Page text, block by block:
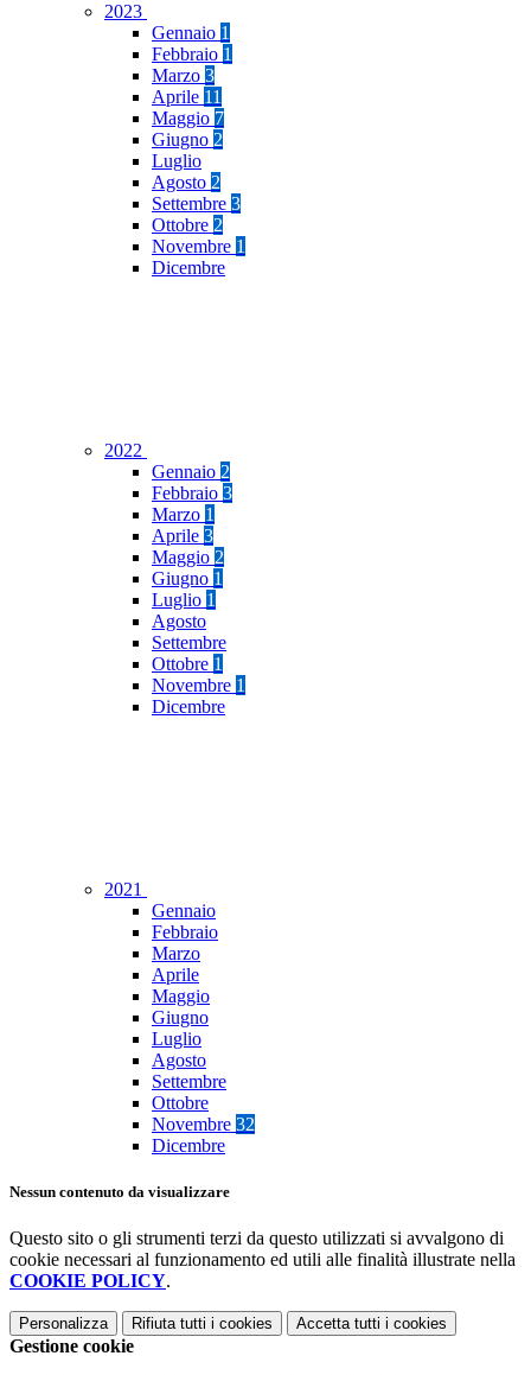
2023
Gennaio 1
Febbraio 1
Marzo 3
Aprile 11
Maggio 7
Giugno 2
Luglio
Agosto 2
Settembre 3
Ottobre 2
Novembre 1
Dicembre
2022
Gennaio 2
Febbraio 3
Marzo 1
Aprile 3
Maggio 2
Giugno 1
Luglio 1
Agosto
Settembre
Ottobre 1
Novembre 1
Dicembre
2021
Gennaio
Febbraio
Marzo
Aprile
Maggio
Giugno
Luglio
Agosto
Settembre
Ottobre
Novembre 32
Dicembre
Nessun contenuto da visualizzare
Questo sito o gli strumenti terzi da questo utilizzati si avvalgono di
cookie necessari al funzionamento ed utili alle finalità illustrate nella
COOKIE POLICY.
Personalizza Rifiuta tutti i cookies Accetta tutti i cookies
Gestione cookie